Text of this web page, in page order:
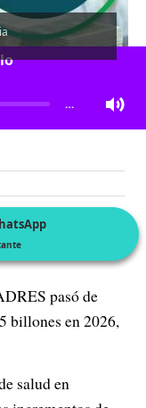
…
pasó de
billones en 2026,
salud en